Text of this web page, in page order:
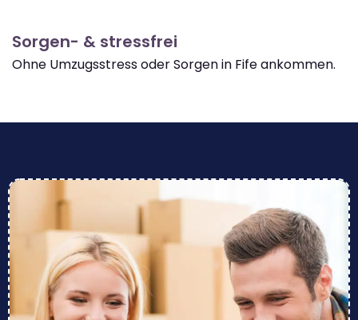
Sorgen- & stressfrei
Ohne Umzugsstress oder Sorgen in Fife ankommen.